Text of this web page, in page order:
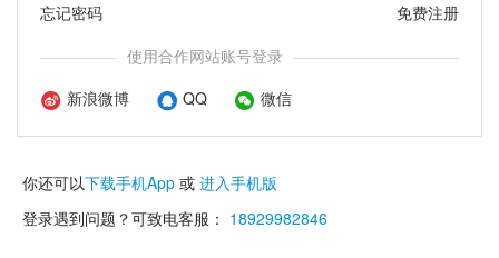
免费注册
忘记密码
使用合作网站账号登录
新浪微博
QQ 微信
你还可以下载手机App 或 进入手机版
登录遇到问题？可致电客服： 18929982846